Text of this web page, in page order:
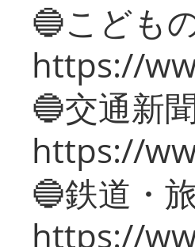
🔵こども
https://
🔵交通新
https://
🔵鉄道・
https://